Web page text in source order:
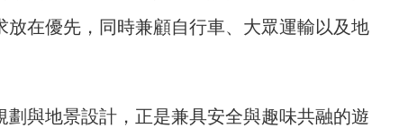
在優先，同時兼顧自行車、大眾運輸以及地
與地景設計，正是兼具安全與趣味共融的遊